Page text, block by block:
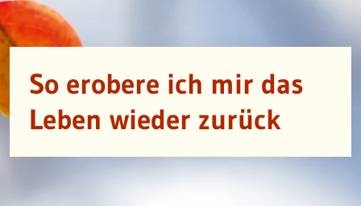
So erobere ich mir das
Leben wieder zurück
« Alle Podcasts